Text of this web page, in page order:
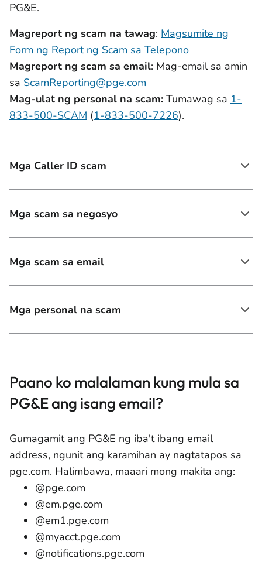
PG&E.
Magreport ng scam na tawag: Magsumite ng
Form ng Report ng Scam sa Telepono
Magreport ng scam sa email: Mag-email sa amin
sa ScamReporting@pge.com
Mag-ulat ng personal na scam: Tumawag sa 1-
833-500-SCAM (1-833-500-7226).
Mga Caller ID scam
Mga scam sa negosyo
Mga scam sa email
Mga personal na scam
Paano ko malalaman kung mula sa
PG&E ang isang email?
Gumagamit ang PG&E ng iba't ibang email
address, ngunit ang karamihan ay nagtatapos sa
pge.com. Halimbawa, maaari mong makita ang:
@pge.com
@em.pge.com
@em1.pge.com
@myacct.pge.com
@notifications.pge.com